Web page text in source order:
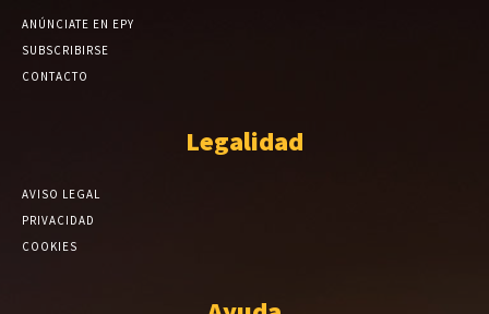
ANÚNCIATE EN EPY
SUBSCRIBIRSE
CONTACTO
Legalidad
AVISO LEGAL
PRIVACIDAD
COOKIES